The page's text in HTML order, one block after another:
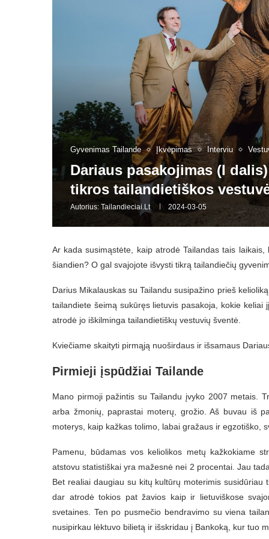
Gyvenimas Tailande Įkvėpimas Interviu
Dariaus pasakojimas (I
tikros tailandietiškos
Autorius: Tailandieciai.lt 2024-03-05
Ar kada susimąstėte, kaip atrodė Tailandas tais
šiandien? O gal svajojote išvysti tikrą tailandiečių
Darius Mikalauskas su Tailandu susipažino prieš
tailandiete šeimą sukūręs lietuvis pasakoja, kokie
atrodė jo iškilminga tailandietiškų vestuvių šventė.
Kviečiame skaityti pirmąją nuoširdaus ir išsamaus
Pirmieji įspūdžiai Tailande
Mano pirmoji pažintis su Tailandu įvyko 2007 metais.
arba žmonių, paprastai moterų, grožio. Aš buvau iš
moterys, kaip kažkas tolimo, labai gražaus ir egzotiško,
Pamenu, būdamas vos keliolikos metų kažkokiame
atstovu statistiškai yra mažesnė nei 2 procentai. Jau
Bet realiai daugiau su kitų kultūrų moterimis
dar atrodė tokios pat žavios kaip ir lietuviškose
svetaines. Ten po pusmečio bendravimo su viena
nusipirkau lėktuvo bilietą ir išskridau į Bankoką, kur tuo